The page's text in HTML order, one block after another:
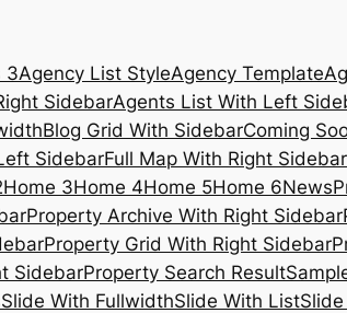
3Agency List StyleAgency Template
SidebarAgents List With Left
Blog Grid With SidebarComing
SidebarFull Map With Right Sidebar
Home 3Home 4Home 5Home 6News
Property Archive With Right Sidebar
Property Grid With Right Sidebar
SidebarProperty Search Result
Slide With FullwidthSlide With List